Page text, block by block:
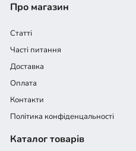
Про магазин
Статті
Часті питання
Доставка
Оплата
Контакти
Політика конфіденцальності
Каталог товарів